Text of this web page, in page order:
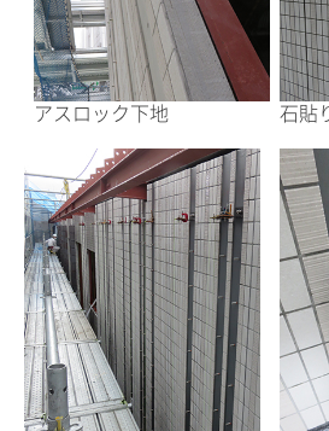
アスロック下地 石貼